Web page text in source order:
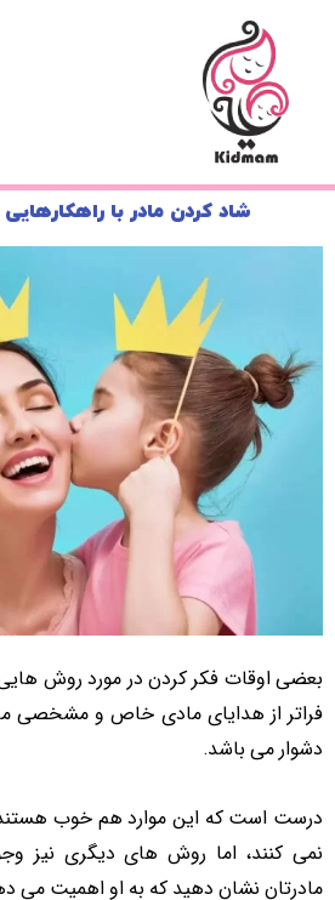
شاد کردن مادر با راهکارهایی
بعضی اوقات فکر کردن در مورد روش
فراتر از هدایای مادی خاص و مشخصی
دشوار می باشد.
درست است که این موارد هم خوب هستند و
نمی کنند، اما روش های دیگری نیز
مادرتان نشان دهید که به او اهمیت می